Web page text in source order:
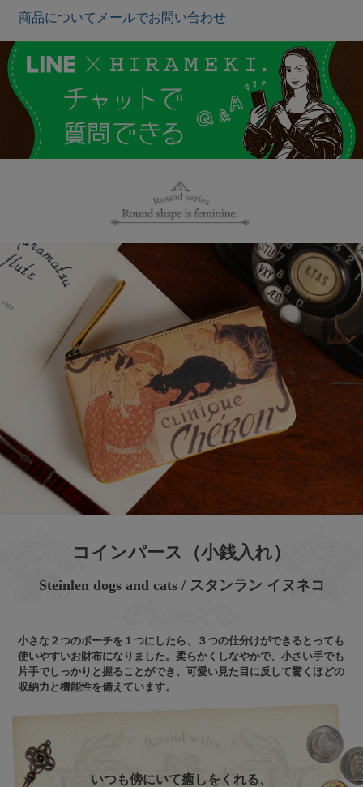
商品についてメールでお問い合わせ
コインパース（小銭入れ）
Steinlen dogs and cats / スタンラン イヌネコ
小さな２つのポーチを１つにしたら、３つの仕分けができるとっても
使いやすいお財布になりました。柔らかくしなやかで、小さい手でも
片手でしっかりと握ることができ、可愛い見た目に反して驚くほどの
収納力と機能性を備えています。
いつも傍にいて癒しをくれる、